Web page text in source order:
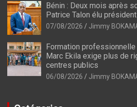
Bénin : Deux mois après
Patrice Talon élu
07/08/2026 Jimmy
Formation professionnelle
Marc Ekila exige plus de
centres publics
06/08/2026 Jimmy